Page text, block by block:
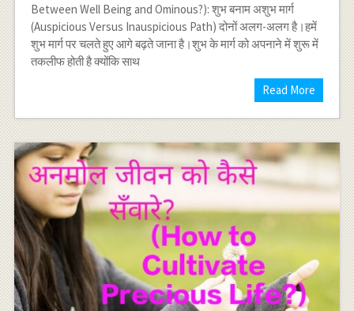
Between Well Being and Ominous?): शुभ बनाम अशुभ मार्ग
(Auspicious Versus Inauspicious Path) दोनों अलग-अलग है।हमें
शुभ मार्ग पर चलते हुए आगे बढ़ते जाना है।शुभ के मार्ग को अपनाने में शुरू में
तकलीफ होती है क्योंकि साथ
Read More